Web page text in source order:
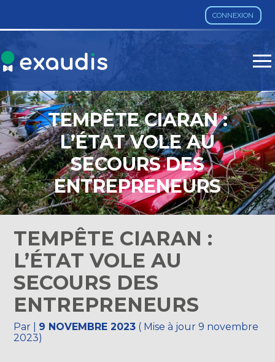
CONNEXION
Aller
TEMPÊTE CIARAN :
L’ÉTAT VOLE AU
SECOURS DES
ENTREPRENEURS
TEMPÊTE CIARAN :
L’ÉTAT VOLE AU
SECOURS DES
ENTREPRENEURS
Par 9 NOVEMBRE 2023 ( Mise à jour 9 novembre
2023)